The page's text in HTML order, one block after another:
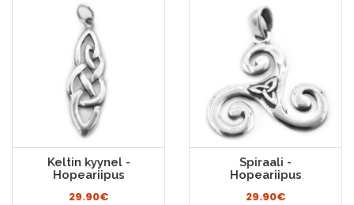
Keltin kyynel -
Hopeariipus
29.90€
Spiraali -
Hopeariipus
29.90€